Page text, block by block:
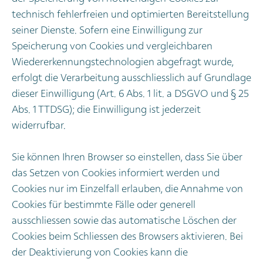
technisch fehlerfreien und optimierten Bereitstellung
seiner Dienste. Sofern eine Einwilligung zur
Speicherung von Cookies und vergleichbaren
Wiedererkennungstechnologien abgefragt wurde,
erfolgt die Verarbeitung ausschliesslich auf Grundlage
dieser Einwilligung (Art. 6 Abs. 1 lit. a DSGVO und § 25
Abs. 1 TTDSG); die Einwilligung ist jederzeit
widerrufbar.
Sie können Ihren Browser so einstellen, dass Sie über
das Setzen von Cookies informiert werden und
Cookies nur im Einzelfall erlauben, die Annahme von
Cookies für bestimmte Fälle oder generell
ausschliessen sowie das automatische Löschen der
Cookies beim Schliessen des Browsers aktivieren. Bei
der Deaktivierung von Cookies kann die